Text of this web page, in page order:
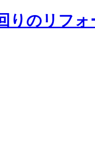
りのリフ